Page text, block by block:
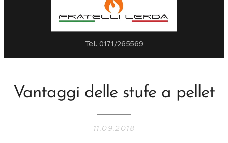
Tel. 0171/265569
Vantaggi delle stufe a pellet
11.09.2018